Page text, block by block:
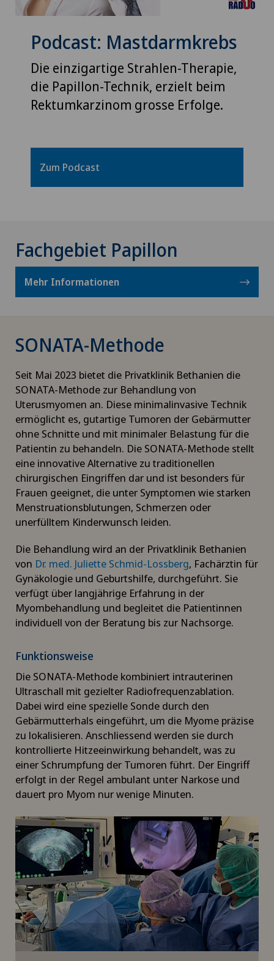
Podcast: Mastdarmkrebs
Die einzigartige Strahlen-Therapie,
die Papillon-Technik, erzielt beim
Rektumkarzinom grosse Erfolge.
Zum Podcast
Fachgebiet Papillon
Mehr Informationen
SONATA-Methode
Seit Mai 2023 bietet die Privatklinik Bethanien die
SONATA-Methode zur Behandlung von
Uterusmyomen an. Diese minimalinvasive Technik
ermöglicht es, gutartige Tumoren der Gebärmutter
ohne Schnitte und mit minimaler Belastung für die
Patientin zu behandeln. Die SONATA-Methode stellt
eine innovative Alternative zu traditionellen
chirurgischen Eingriffen dar und ist besonders für
Frauen geeignet, die unter Symptomen wie starken
Menstruationsblutungen, Schmerzen oder
unerfülltem Kinderwunsch leiden.
Die Behandlung wird an der Privatklinik Bethanien
von Dr. med. Juliette Schmid-Lossberg, Fachärztin für
Gynäkologie und Geburtshilfe, durchgeführt. Sie
verfügt über langjährige Erfahrung in der
Myombehandlung und begleitet die Patientinnen
individuell von der Beratung bis zur Nachsorge.
Funktionsweise
Die SONATA-Methode kombiniert intrauterinen
Ultraschall mit gezielter Radiofrequenzablation.
Dabei wird eine spezielle Sonde durch den
Gebärmutterhals eingeführt, um die Myome präzise
zu lokalisieren. Anschliessend werden sie durch
kontrollierte Hitzeeinwirkung behandelt, was zu
einer Schrumpfung der Tumoren führt. Der Eingriff
erfolgt in der Regel ambulant unter Narkose und
dauert pro Myom nur wenige Minuten.
Um Ihnen diesen Inhalt anzeigen zu können,